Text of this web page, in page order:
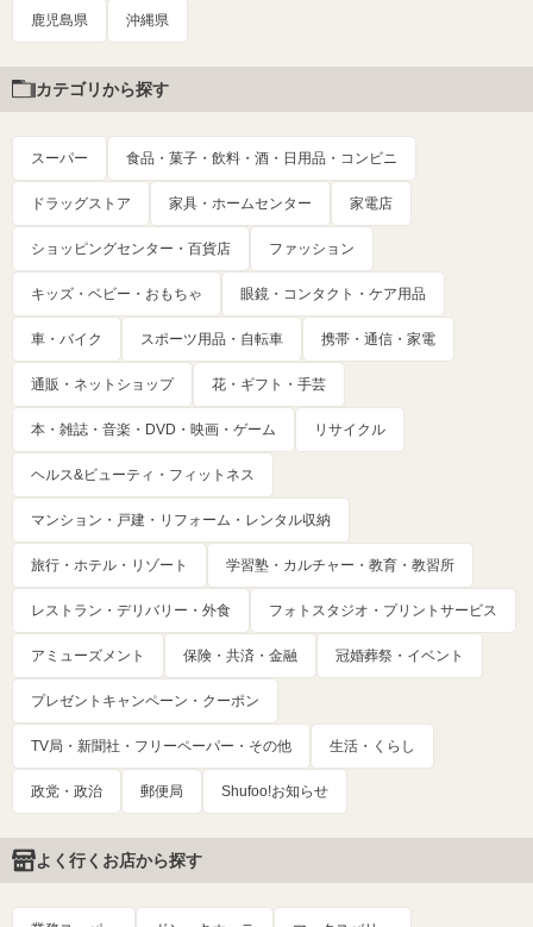
鹿児島県 沖縄県
カテゴリから探す
スーパー 食品・菓子・飲料・酒・日用品・コンビニ
ドラッグストア 家具・ホームセンター 家電店
ショッピングセンター・百貨店 ファッション
キッズ・ベビー・おもちゃ 眼鏡・コンタクト・ケア用品
車・バイク スポーツ用品・自転車 携帯・通信・家電
通販・ネットショップ 花・ギフト・手芸
本・雑誌・音楽・DVD・映画・ゲーム リサイクル
ヘルス&ビューティ・フィットネス
マンション・戸建・リフォーム・レンタル収納
旅行・ホテル・リゾート 学習塾・カルチャー・教育・教習所
レストラン・デリバリー・外食 フォトスタジオ・プリントサービス
アミューズメント 保険・共済・金融 冠婚葬祭・イベント
プレゼントキャンペーン・クーポン
TV局・新聞社・フリーペーパー・その他 生活・くらし
政党・政治 郵便局 Shufoo!お知らせ
よく行くお店から探す